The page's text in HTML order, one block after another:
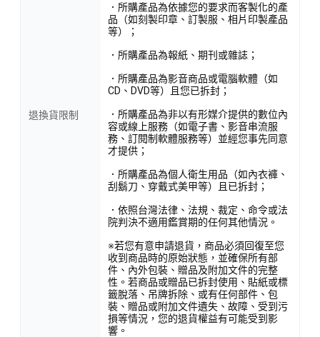
退換貨限制
．所購產品為依據您的要求而客製化的產
品（如刻製印章、訂製服、相片印製產品
等）；
．所購產品為報紙、期刊或雜誌；
．所購產品為影音商品或電腦軟體（如
CD、DVD等）且您已拆封；
．所購產品為非以有形媒介提供的數位內
容或線上服務（如電子書、影音串流服
務、訂閱制軟體服務等）並經您事先同意
才提供；
．所購產品為個人衛生用品（如內衣褲、
刮鬍刀、穿戴式美甲等）且已拆封；
．依照台灣法律、法規、裁定、命令或法
院判決不適用鑑賞期的任何其他情況。
※若您有意申請退貨，商品必須回復至您
收到商品時的原始狀態，並確保所有部
件、內外包裝、贈品及附加文件的完整
性。若商品或贈品已拆封使用、貼紙或標
籤脫落、吊牌拆除、或有任何部件、包
裝、贈品或附加文件遺失、故障、受到污
損等情況，您的退貨權益有可能受到影
響。